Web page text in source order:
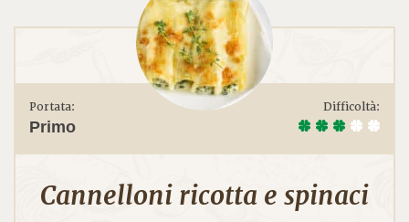
Portata:
Primo
Difficoltà:
Cannelloni ricotta e spinaci